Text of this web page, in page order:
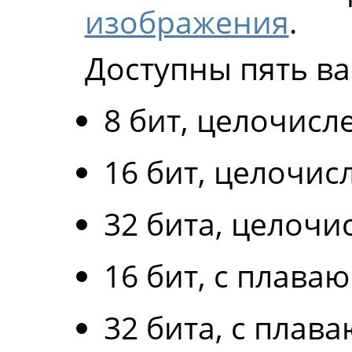
изображения.
Доступны пять
8 бит,
16 бит,
32 бита,
16 бит, с
32 бита, с